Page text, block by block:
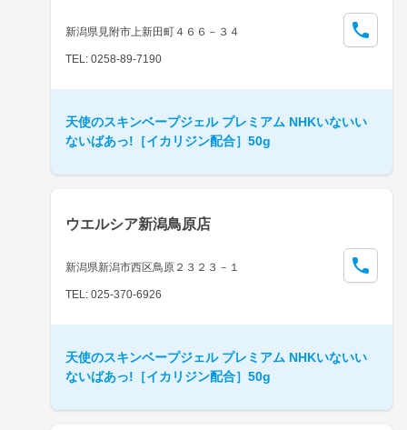
新潟県見附市上新田町４６６－３４
TEL: 0258-89-7190
天使のスキンベープジェル プレミアム NHKいないい
ないばあっ!［イカリジン配合］50g
ウエルシア新潟鳥原店
新潟県新潟市西区鳥原２３２３－１
TEL: 025-370-6926
天使のスキンベープジェル プレミアム NHKいないい
ないばあっ!［イカリジン配合］50g